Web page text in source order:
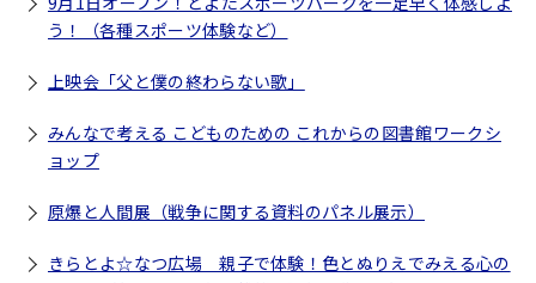
う！（各種スポーツ体験など）
上映会「父と僕の終わらない歌」
みんなで考える こどものための これからの図書館ワークシ
ョップ
原爆と人間展（戦争に関する資料のパネル展示）
きらとよ☆なつ広場 親子で体験！色とぬりえでみえる心の